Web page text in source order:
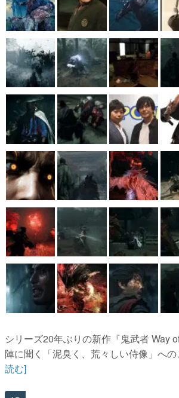
アプリレビュー
その他
電ファミニコゲーマーとは？
運営：株式会社マレ
シリーズ20年ぶりの新作『鬼武者 Way
陣に聞く「泥臭く、荒々しい侍像」への
読む]